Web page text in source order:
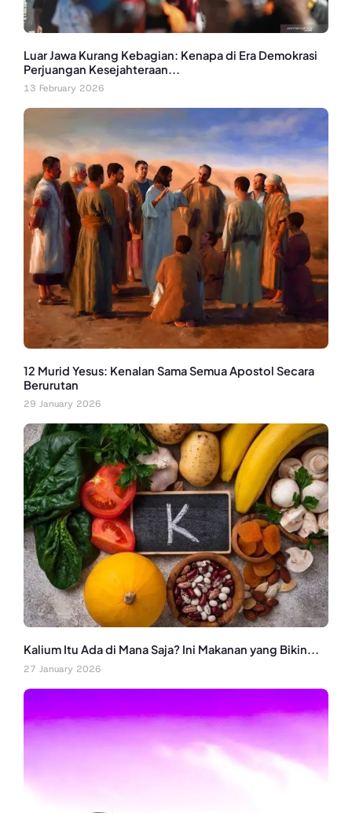
Luar Jawa Kurang Kebagian: Kenapa di Era Demokrasi
Perjuangan Kesejahteraan...
13 February 2026
12 Murid Yesus: Kenalan Sama Semua Apostol Secara
Berurutan
29 January 2026
Kalium Itu Ada di Mana Saja? Ini Makanan yang Bikin...
27 January 2026